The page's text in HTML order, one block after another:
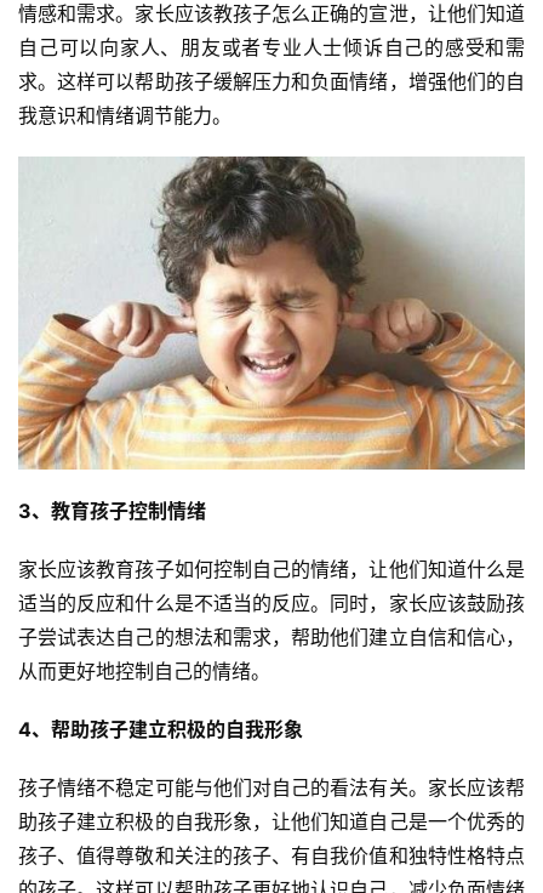
情感和需求。家长应该教孩子怎么正确的宣泄，让他们知道
自己可以向家人、朋友或者专业人士倾诉自己的感受和需
求。这样可以帮助孩子缓解压力和负面情绪，增强他们的自
我意识和情绪调节能力。
3、教育孩子控制情绪
家长应该教育孩子如何控制自己的情绪，让他们知道什么是
适当的反应和什么是不适当的反应。同时，家长应该鼓励孩
子尝试表达自己的想法和需求，帮助他们建立自信和信心，
从而更好地控制自己的情绪。
4、帮助孩子建立积极的自我形象
孩子情绪不稳定可能与他们对自己的看法有关。家长应该帮
助孩子建立积极的自我形象，让他们知道自己是一个优秀的
孩子、值得尊敬和关注的孩子、有自我价值和独特性格特点